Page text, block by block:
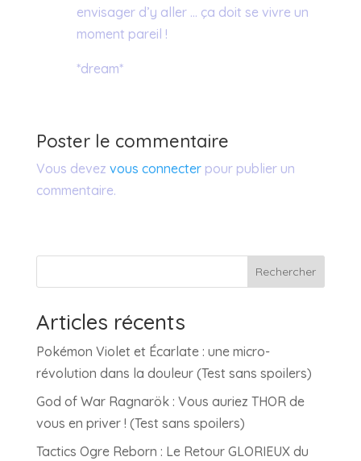
envisager d’y aller … ça doit se vivre un
moment pareil !
*dream*
Poster le commentaire
Vous devez vous connecterpour publier un
commentaire.
Rechercher
Articles récents
Pokémon Violet et Écarlate : une micro-
révolution dans la douleur (Test sans spoilers)
God of War Ragnarök : Vous auriez THOR de
vous en priver ! (Test sans spoilers)
Tactics Ogre Reborn : Le Retour GLORIEUX du